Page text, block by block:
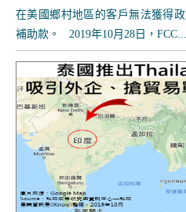
在美國鄉村地區的客戶無法獲得
補助款。 2019年10月28日，FCC...